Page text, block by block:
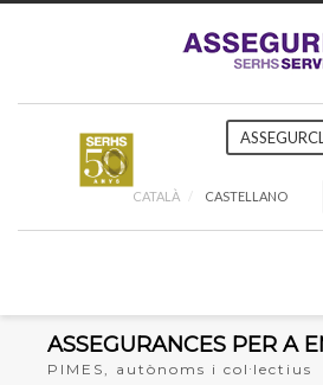
CATALÀ CASTELLANO
ASSEGURANCES PER A
PIMES, autònoms i col·lectius